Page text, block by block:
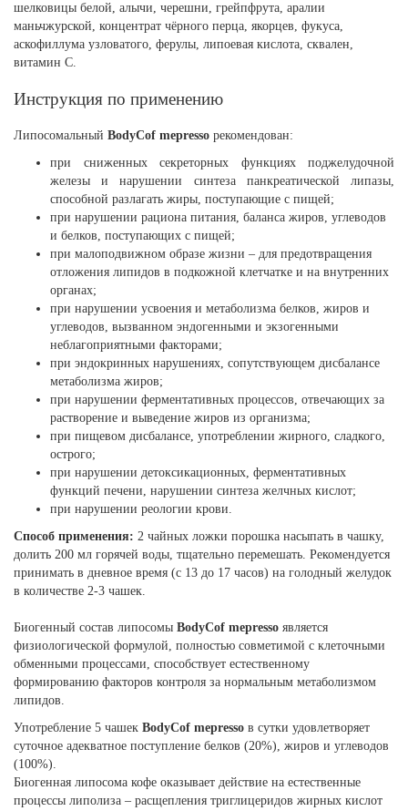
шелковицы белой, алычи, черешни, грейпфрута, аралии
маньчжурской, концентрат чёрного перца, якорцев, фукуса,
аскофиллума узловатого, ферулы, липоевая кислота, сквален,
витамин С.
Инструкция по применению
Липосомальный BodyCof mepresso рекомендован:
при сниженных секреторных функциях поджелудочной
железы и нарушении синтеза панкреатической липазы,
способной разлагать жиры, поступающие с пищей;
при нарушении рациона питания, баланса жиров, углеводов
и белков, поступающих с пищей;
при малоподвижном образе жизни – для предотвращения
отложения липидов в подкожной клетчатке и на внутренних
органах;
при нарушении усвоения и метаболизма белков, жиров и
углеводов, вызванном эндогенными и экзогенными
неблагоприятными факторами;
при эндокринных нарушениях, сопутствующем дисбалансе
метаболизма жиров;
при нарушении ферментативных процессов, отвечающих за
растворение и выведение жиров из организма;
при пищевом дисбалансе, употреблении жирного, сладкого,
острого;
при нарушении детоксикационных, ферментативных
функций печени, нарушении синтеза желчных кислот;
при нарушении реологии крови.
Способ применения: 2 чайных ложки порошка насыпать в чашку,
долить 200 мл горячей воды, тщательно перемешать. Рекомендуется
принимать в дневное время (с 13 до 17 часов) на голодный желудок
в количестве 2-3 чашек.
Биогенный состав липосомы BodyСof mepresso является
физиологической формулой, полностью совметимой с клеточными
обменными процессами, способствует естественному
формированию факторов контроля за нормальным метаболизмом
липидов.
Употребление 5 чашек BodyСof mepresso в сутки удовлетворяет
суточное адекватное поступление белков (20%), жиров и углеводов
(100%).
Биогенная липосома кофе оказывает действие на естественные
процессы липолиза – расщепления триглицеридов жирных кислот